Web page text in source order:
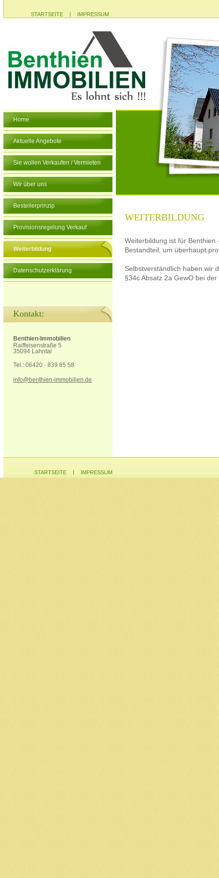
STARTSEITE | IMPRESSUM
Home
Aktuelle Angebote
Sie wollen Verkaufen / Vermieten
Wir über uns
Bestellerprinzip
Provisionsregelung Verkauf
Weiterbildung
Datenschutzerklärung
Kontakt:
Benthien-Immobilien
Raiffeisenstraße 5
35094 Lahntal
Tel.: 06420 - 839 85 58
info@benthien-immobilien.de
WEITERBILDUNG
Weiterbildung ist für
Bestandteil, um überhaupt
Selbstverständlich haben wir
§34c Absatz 2a GewO bei
STARTSEITE | IMPRESSUM